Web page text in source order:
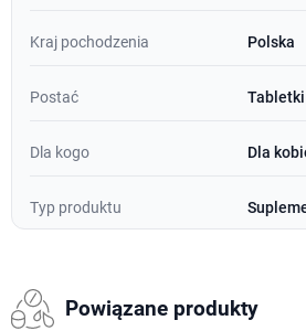
Kraj pochodzenia Polska
Postać Tabletki
Dla kogo Dla
Typ produktu
Powiązane produkty